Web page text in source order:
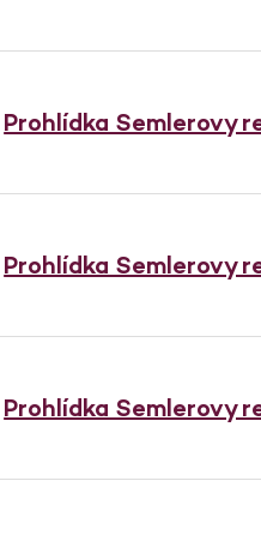
Prohlídka Semlerovy
Prohlídka Semlerovy
Prohlídka Semlerovy